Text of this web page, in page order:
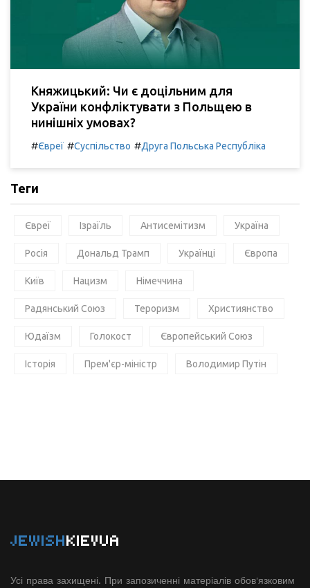
Княжицький: Чи є доцільним для
України конфліктувати з Польщею в
нинішніх умовах?
#Євреї #Суспільство #Друга Польська Республіка
Теги
Євреї Ізраїль Антисемітизм Україна
Росія Дональд Трамп Українці Європа
Київ Нацизм Німеччина
Радянський Союз Тероризм Християнство
Юдаїзм Голокост Європейський Союз
Історія Прем'єр-міністр Володимир Путін
JEWISHKIEVUA
Усі права захищені. При запозиченні матеріалів обов'язковим